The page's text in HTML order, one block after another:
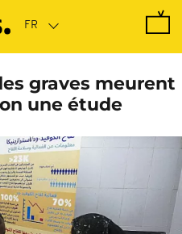
graves meurent
une étude